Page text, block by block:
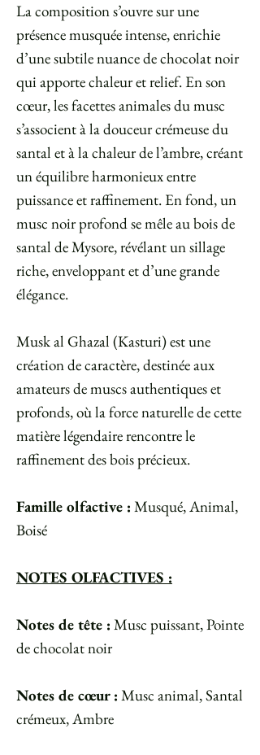
La composition s’ouvre sur une
présence musquée intense, enrichie
d’une subtile nuance de chocolat noir
qui apporte chaleur et relief. En son
cœur, les facettes animales du musc
s’associent à la douceur crémeuse du
santal et à la chaleur de l’ambre, créant
un équilibre harmonieux entre
puissance et raffinement. En fond, un
musc noir profond se mêle au bois de
santal de Mysore, révélant un sillage
riche, enveloppant et d’une grande
élégance.
Musk al Ghazal (Kasturi) est une
création de caractère, destinée aux
amateurs de muscs authentiques et
profonds, où la force naturelle de cette
matière légendaire rencontre le
raffinement des bois précieux.
Famille olfactive : Musqué, Animal,
Boisé
NOTES OLFACTIVES :
Notes de tête : Musc puissant, Pointe
de chocolat noir
Notes de cœur : Musc animal, Santal
crémeux, Ambre